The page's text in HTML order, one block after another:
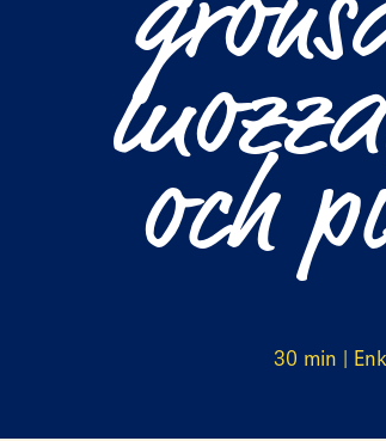
och
30 min |